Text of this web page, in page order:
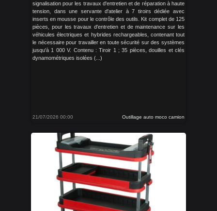
signalisation pour les travaux d'entretien et de réparation à haute
tension, dans une servante d'atelier à 7 tiroirs dédiée avec
inserts en mousse pour le contrôle des outils. Kit complet de 125
pièces, pour les travaux d'entretien et de maintenance sur les
véhicules électriques et hybrides rechargeables, contenant tout
le nécessaire pour travailler en toute sécurité sur des systèmes
jusqu'à 1 000 V. Contenu : Tiroir 1 ; 35 pièces, douilles et clés
dynamométriques isolées (...)
21/07/2026 00:00 Outillage auto moco camion